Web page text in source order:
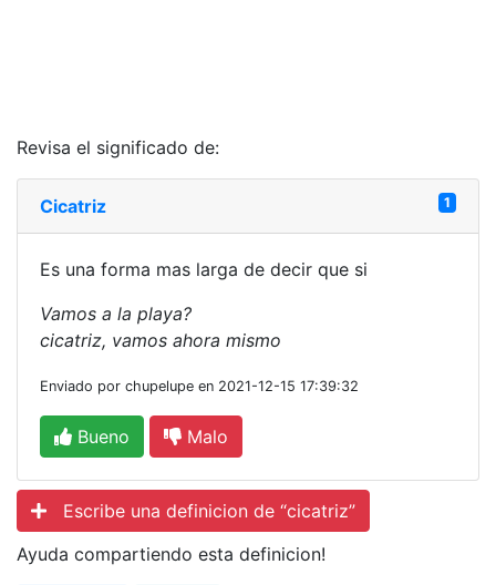
Revisa el significado de:
Cicatriz 1
Es una forma mas larga de decir que si
Vamos a la playa?
cicatriz, vamos ahora mismo
Enviado por chupelupe en 2021-12-15 17:39:32
Bueno Malo
Escribe una definicion de “cicatriz”
Ayuda compartiendo esta definicion!